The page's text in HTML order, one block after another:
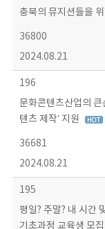
충북의 뮤지션들을
36800
2024.08.21
196
문화콘텐츠산업의 큰
텐츠 제작’ 지원
36681
2024.08.21
195
평일? 주말? 내 시간
기초과정 교육생 모집